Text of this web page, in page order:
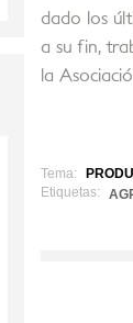
dado los
a su fin,
la
Tema:
Etiquetas: